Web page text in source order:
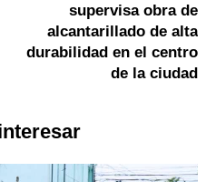
supervisa obra de
alcantarillado de alta
durabilidad en el centro
de la ciudad